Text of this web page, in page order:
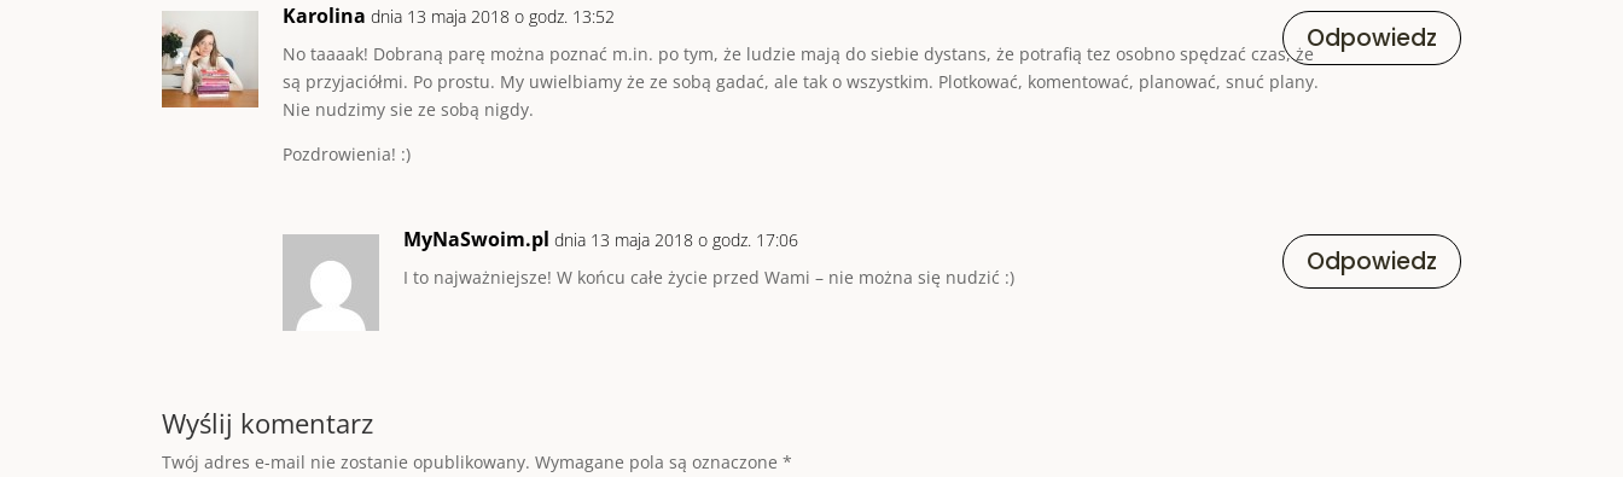
Karolina dnia 13 maja 2018 o godz. 13:52
No taaaak! Dobraną parę można poznać m.in. po tym, że ludzie mają do siebie dystans, że potrafią tez osobno spędzać czas, że
są przyjaciółmi. Po prostu. My uwielbiamy że ze sobą gadać, ale tak o wszystkim. Plotkować, komentować, planować, snuć plany.
Nie nudzimy sie ze sobą nigdy.
Pozdrowienia! :)
Odpowiedz
MyNaSwoim.pl dnia 13 maja 2018 o godz. 17:06
I to najważniejsze! W końcu całe życie przed Wami – nie można się nudzić :)
Odpowiedz
Wyślij komentarz
Twój adres e-mail nie zostanie opublikowany. Wymagane pola są oznaczone*